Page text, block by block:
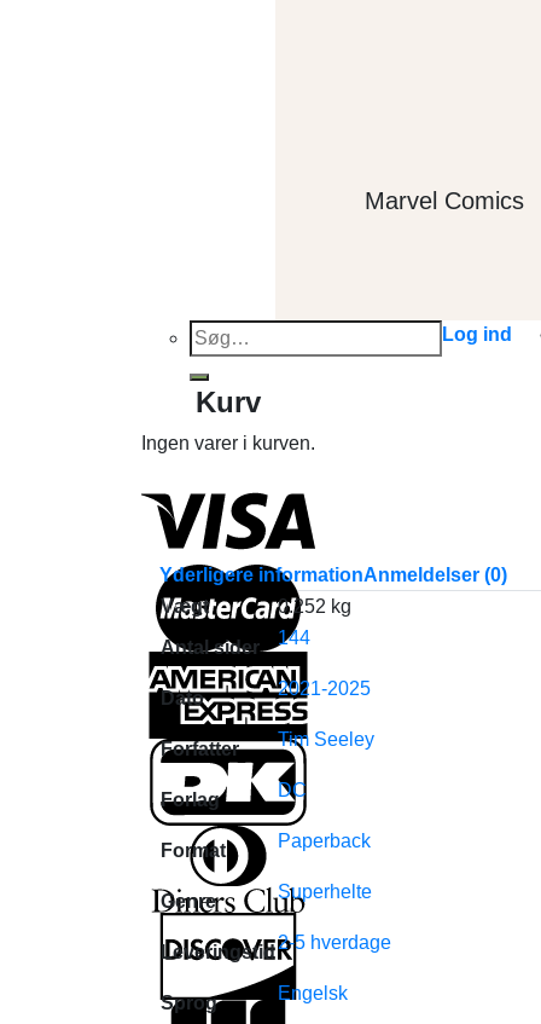
Marvel Comics
Søg
efter:
Log ind
Kurv
Ingen varer i kurven.
Yderligere informationAnmeldelser (0)
Vægt
0.252 kg
Antal sider
144
Dato 2021-2025
Forfatter Tim Seeley
Forlag DC
Format Paperback
Genre Superhelte
Leveringstid2-5 hverdage
Sprog Engelsk